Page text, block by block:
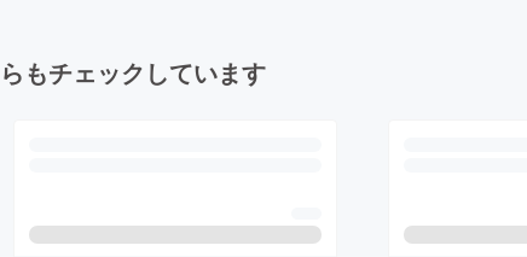
もチェックしています